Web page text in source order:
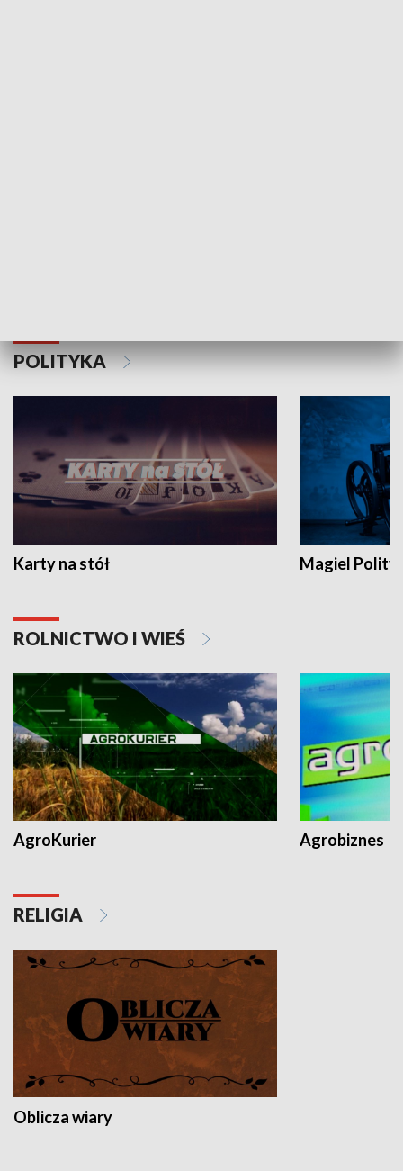
POLITYKA
Karty na stół Magiel
ROLNICTWO I WIEŚ
AgroKurier Agrobiznes
RELIGIA
Oblicza wiary